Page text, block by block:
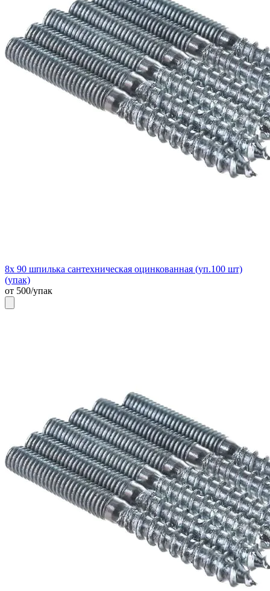
8х 90 шпилька сантехническая оцинкованная (уп.100 шт)
(упак)
от 500/упак